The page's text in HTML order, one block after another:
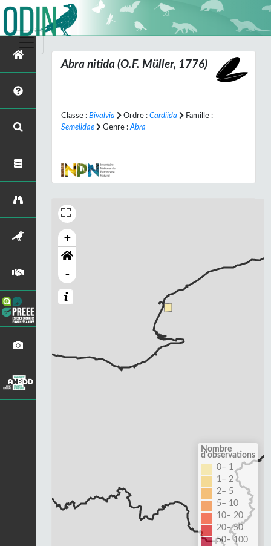
Abra nitida (O.F. Müller, 1776)
Classe : Bivalvia Ordre : Cardiida
Famille :
Semelidae
Genre : Abra
+
-
Nombre
d'observations
0– 1
1– 2
2– 5
5– 10
10– 20
20– 50
50– 100